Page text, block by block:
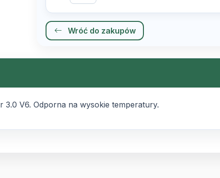
Wróć do zakupów
V6. Odporna na wysokie temperatury.